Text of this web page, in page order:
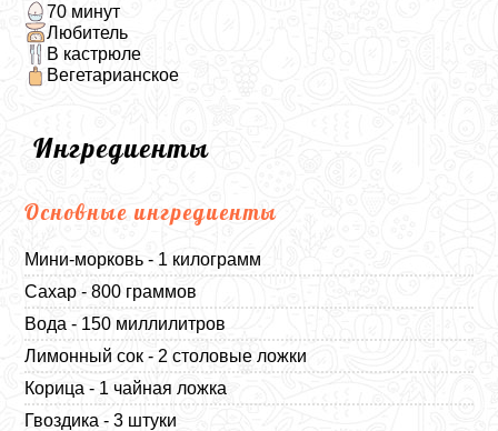
70 минут
Любитель
В кастрюле
Вегетарианское
Ингредиенты
Основные ингредиенты
Мини-морковь - 1 килограмм
Сахар - 800 граммов
Вода - 150 миллилитров
Лимонный сок - 2 столовые ложки
Корица - 1 чайная ложка
Гвоздика - 3 штуки